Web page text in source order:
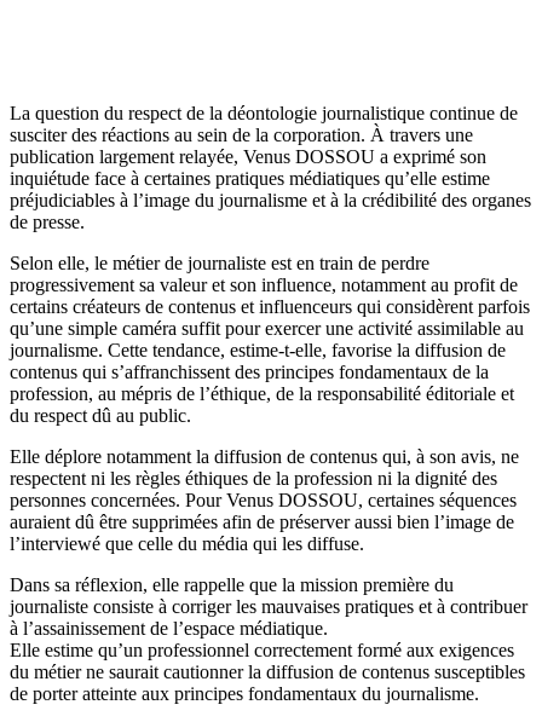
La question du respect de la déontologie journalistique continue de
susciter des réactions au sein de la corporation. À travers une
publication largement relayée, Venus DOSSOU a exprimé son
inquiétude face à certaines pratiques médiatiques qu’elle estime
préjudiciables à l’image du journalisme et à la crédibilité des organes
de presse.
Selon elle, le métier de journaliste est en train de perdre
progressivement sa valeur et son influence, notamment au profit de
certains créateurs de contenus et influenceurs qui considèrent parfois
qu’une simple caméra suffit pour exercer une activité assimilable au
journalisme. Cette tendance, estime-t-elle, favorise la diffusion de
contenus qui s’affranchissent des principes fondamentaux de la
profession, au mépris de l’éthique, de la responsabilité éditoriale et
du respect dû au public.
Elle déplore notamment la diffusion de contenus qui, à son avis, ne
respectent ni les règles éthiques de la profession ni la dignité des
personnes concernées. Pour Venus DOSSOU, certaines séquences
auraient dû être supprimées afin de préserver aussi bien l’image de
l’interviewé que celle du média qui les diffuse.
Dans sa réflexion, elle rappelle que la mission première du
journaliste consiste à corriger les mauvaises pratiques et à contribuer
à l’assainissement de l’espace médiatique.
Elle estime qu’un professionnel correctement formé aux exigences
du métier ne saurait cautionner la diffusion de contenus susceptibles
de porter atteinte aux principes fondamentaux du journalisme.